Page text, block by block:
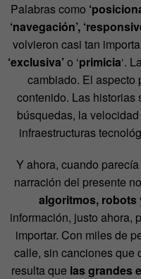
Palabras como
‘navegación’,
volvieron casi tan
‘exclusiva’ o ‘primicia‘.
cambiado. El aspecto
contenido. Las historias
búsquedas, la
infraestructuras
Y ahora, cuando
narración del presente
algoritmos, robots
información, justo ahora,
importar. Con miles de
calle, sin canciones que
resulta que las grandes